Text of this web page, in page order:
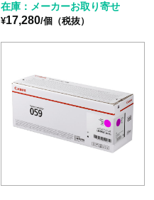
在庫：メーカーお取り寄せ
¥17,280/個（税抜）